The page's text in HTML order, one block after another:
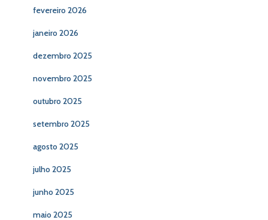
fevereiro 2026
janeiro 2026
dezembro 2025
novembro 2025
outubro 2025
setembro 2025
agosto 2025
julho 2025
junho 2025
maio 2025